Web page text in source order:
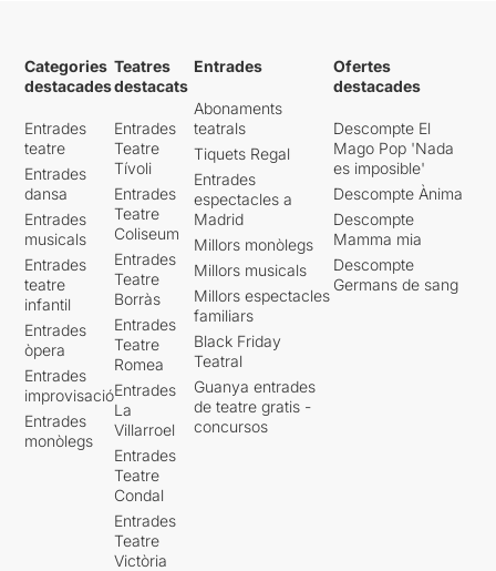
Categories
destacades
Entrades
teatre
Entrades
dansa
Entrades
musicals
Entrades
teatre
infantil
Entrades
òpera
Entrades
improvisació
Entrades
monòlegs
Teatres
destacats
Entrades
Teatre
Tívoli
Entrades
Teatre
Coliseum
Entrades
Teatre
Borràs
Entrades
Teatre
Romea
Entrades
La
Villarroel
Entrades
Teatre
Condal
Entrades
Teatre
Victòria
Entrades
Abonaments
teatrals
Tiquets Regal
Entrades
espectacles a
Madrid
Millors monòlegs
Millors musicals
Millors espectacles
familiars
Black Friday
Teatral
Guanya entrades
de teatre gratis -
concursos
Ofertes
destacades
Descompte El
Mago Pop 'Nada
es imposible'
Descompte Ànima
Descompte
Mamma mia
Descompte
Germans de sang